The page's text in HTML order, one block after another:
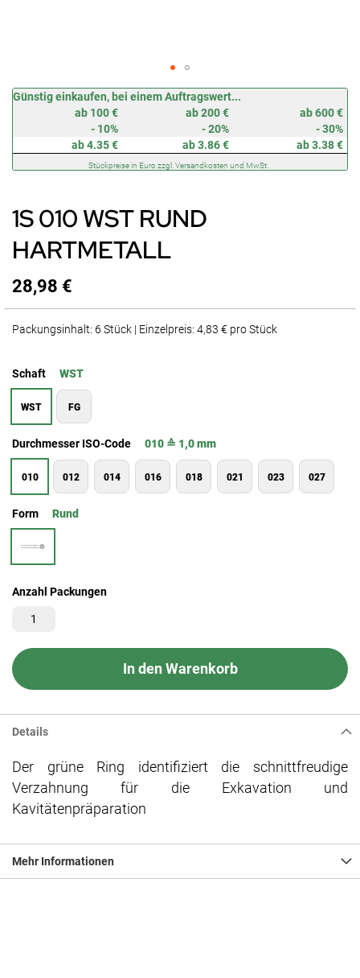
Günstig einkaufen, bei einem Auftragswert...
ab 100 €
ab 200 €
ab 600 €
- 10%
- 20%
- 30%
ab 4.35 €
ab 3.86 € ab 3.38 €
Stückpreise in Euro zzgl. Versandkosten und MwSt.
1S 010 WST RUND
HARTMETALL
28,98 €
Packungsinhalt: 6 Stück | Einzelpreis: 4,83 € pro Stück
Schaft WST
WST FG
Durchmesser ISO-Code 010 ≙ 1,0 mm
010 012 014 016 018 021 023 027
Form Rund
Anzahl Packungen
In den Warenkorb
Zum
Anfang
springen
Details
Der grüne Ring identifiziert die schnittfreudige
Verzahnung für die Exkavation und
Kavitätenpräparation
Mehr Informationen